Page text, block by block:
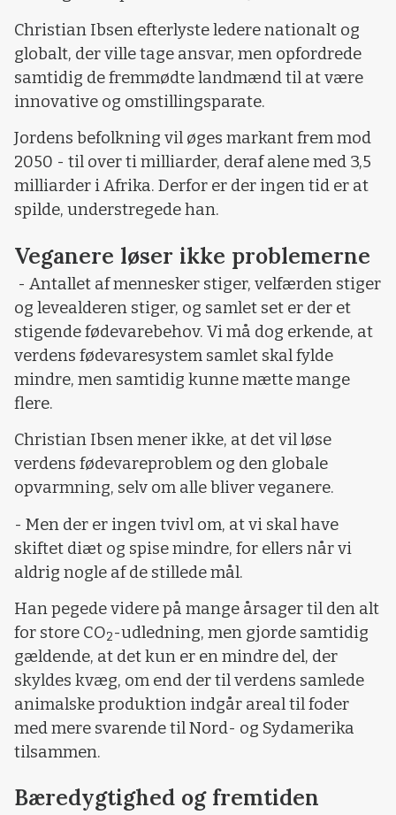
Christian Ibsen efterlyste ledere nationalt og
globalt, der ville tage ansvar, men opfordrede
samtidig de fremmødte landmænd til at være
innovative og omstillingsparate.
Jordens befolkning vil øges markant frem mod
2050 - til over ti milliarder, deraf alene med 3,5
milliarder i Afrika. Derfor er der ingen tid er at
spilde, understregede han.
Veganere løser ikke problemerne
- Antallet af mennesker stiger, velfærden stiger
og levealderen stiger, og samlet set er der et
stigende fødevarebehov. Vi må dog erkende, at
verdens fødevaresystem samlet skal fylde
mindre, men samtidig kunne mætte mange
flere.
Christian Ibsen mener ikke, at det vil løse
verdens fødevareproblem og den globale
opvarmning, selv om alle bliver veganere.
- Men der er ingen tvivl om, at vi skal have
skiftet diæt og spise mindre, for ellers når vi
aldrig nogle af de stillede mål.
Han pegede videre på mange årsager til den alt
for store CO2-udledning, men gjorde samtidig
gældende, at det kun er en mindre del, der
skyldes kvæg, om end der til verdens samlede
animalske produktion indgår areal til foder
med mere svarende til Nord- og Sydamerika
tilsammen.
Bæredygtighed og fremtiden